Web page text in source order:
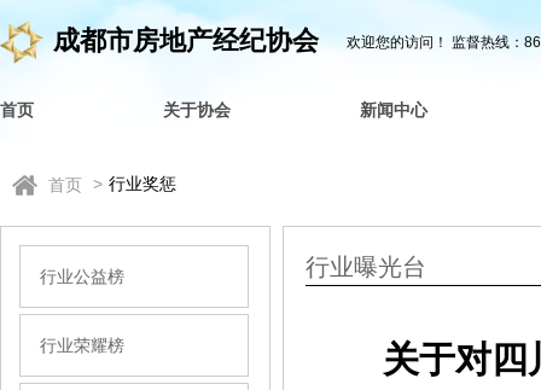
成都市房地产经纪协会 欢迎您的访问！ 监督热线：
首页 关于协会 新闻中心
首页 > 行业奖惩
行业公益榜
行业荣耀榜
行业曝光台
关于对四